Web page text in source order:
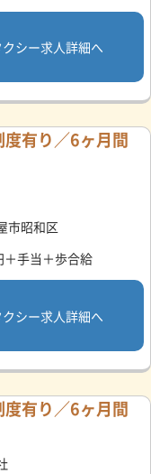
クシー求人詳細へ
有り／6ヶ月間
市昭和区
手当＋歩合給
クシー求人詳細へ
有り／6ヶ月間